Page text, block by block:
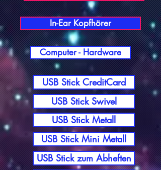
In-Ear Kopfhörer
Computer - Hardware
USB Stick CreditCard
USB Stick Swivel
USB Stick Metall
USB Stick Mini Metall
USB Stick zum Abheften